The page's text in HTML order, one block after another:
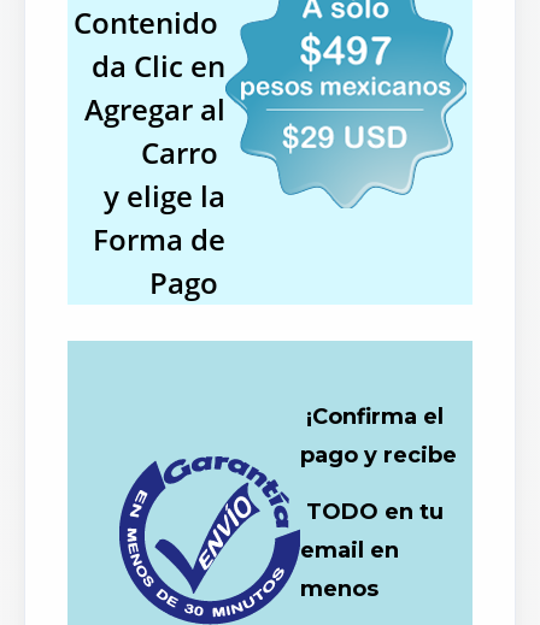
Contenido
da Clic en
Agregar al
Carro
y elige la
Forma de
Pago
¡Confirma el
pago y recibe
TODO en tu
email en
menos